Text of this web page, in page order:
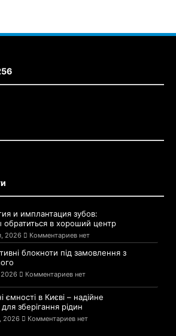
и имплантация зубов:
обратиться в хороший центр
2026 Комментариев нет
блокноти під замовлення з
Комментариев нет
ємності в Києві – надійне
зберігання рідин
2026 Комментариев нет